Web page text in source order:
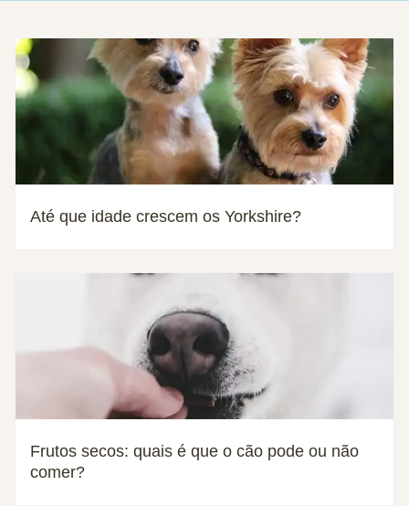
Até que idade crescem os Yorkshire?
Frutos secos: quais é que o cão pode ou não
comer?